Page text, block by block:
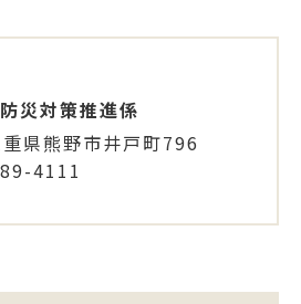
災対策推進係
県熊野市井戸町796
4111